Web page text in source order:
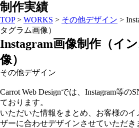
制作実績
TOP> WORKS > その他デザイン >
タグラム画像）
Instagram画像制作（イ
像）
その他デザイン
Carrot Web Designでは、Instagram等の
ております。
いただいた情報をまとめ、お客様の
ザーに合わせデザインさせていただき